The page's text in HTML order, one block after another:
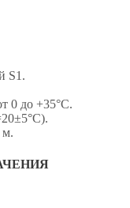
S1.
0 до +35°С.
м.